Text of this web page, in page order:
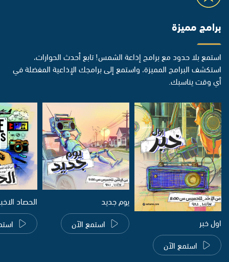
برامج مميزة
استمع بلا حدود مع برامج إذاعة الشمس! تابع أحدث الحوارات،
استكشف البرامج المميزة، واستمع إلى برامجك الإذاعية المفضلة في
أي وقت يناسبك.
اول خبر
استمع الآن
يوم جديد
استمع الآن
الحصاد